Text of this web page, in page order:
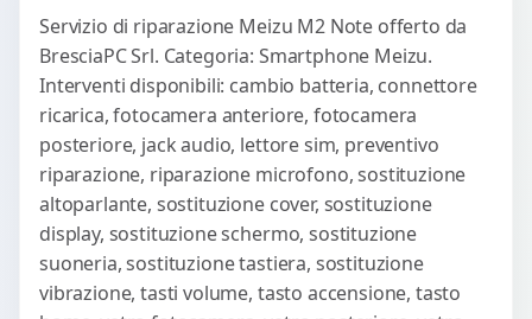
Servizio di riparazione Meizu M2 Note offerto da
BresciaPC Srl. Categoria: Smartphone Meizu.
Interventi disponibili: cambio batteria, connettore
ricarica, fotocamera anteriore, fotocamera
posteriore, jack audio, lettore sim, preventivo
riparazione, riparazione microfono, sostituzione
altoparlante, sostituzione cover, sostituzione
display, sostituzione schermo, sostituzione
suoneria, sostituzione tastiera, sostituzione
vibrazione, tasti volume, tasto accensione, tasto